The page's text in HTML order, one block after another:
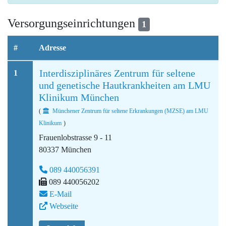
Versorgungseinrichtungen 1
# Adresse
1
Interdisziplinäres Zentrum für seltene
und genetische Hautkrankheiten am LMU
Klinikum München
(
Münchener Zentrum für seltene Erkrankungen (MZSE) am LMU
Klinikum )
Frauenlobstrasse 9 - 11
80337 München
089 440056391
089 440056202
E-Mail
Webseite